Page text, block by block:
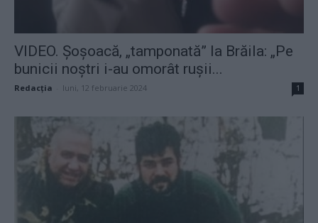
VIDEO. Șoșoacă, „tamponată” la Brăila: „Pe
bunicii noștri i-au omorât rușii...
Redacţia luni, 12 februarie 2024 1